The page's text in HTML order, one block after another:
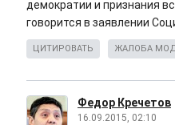
демократии и признания
говорится в заявлении
ЦИТИРОВАТЬ ЖАЛОБА
Федор Кречетов
16.09.2015, 02:10